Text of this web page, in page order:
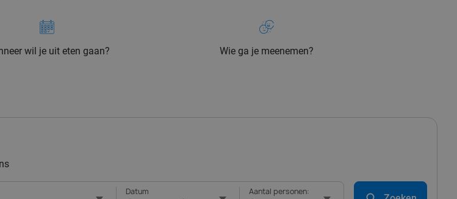
wil je uit eten gaan? Wie ga je meenemen?
Datum Aantal personen: